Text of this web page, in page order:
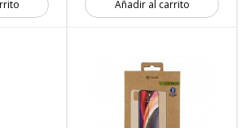
Añadir al carrito